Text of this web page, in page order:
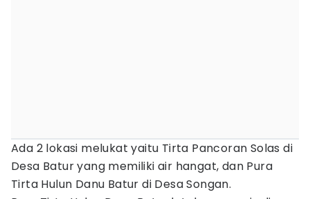
Ada 2 lokasi melukat yaitu Tirta Pancoran Solas di
Desa Batur yang memiliki air hangat, dan Pura
Tirta Hulun Danu Batur di Desa Songan.